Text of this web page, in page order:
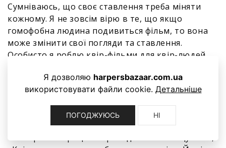
Сумніваюсь, що своє ставлення треба міняти
кожному. Я не зовсім вірю в те, що якщо
гомофобна людина подивиться фільм, то вона
може змінити свої погляди та ставлення.
Особисто я роблю квір-фільми для квір-людей.
Щодо фільмів, дотичних до ЛГБТК+, які можу
порадити... Я дуже люблю «Жінка-кавун» Шеріл
«Перетин» Левана Акіна, «Мандарин» Шона
Бейкера, «Париж горить» Дженні Лівінгстон,
Я дозволяю harpersbazaar.com.ua
використовувати файли cookie. Детальніше
ПОГОДЖУЮСЬ НІ